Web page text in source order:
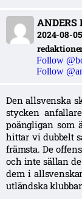
ANDERS
2024-08-05
Follow
Follow
Den allsvenska
stycken
poängligan som
hittar vi dubbelt
främsta. De
och inte sällan
dem i
utländska